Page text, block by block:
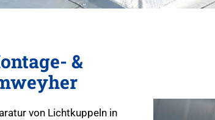
&
von Lichtkuppeln in